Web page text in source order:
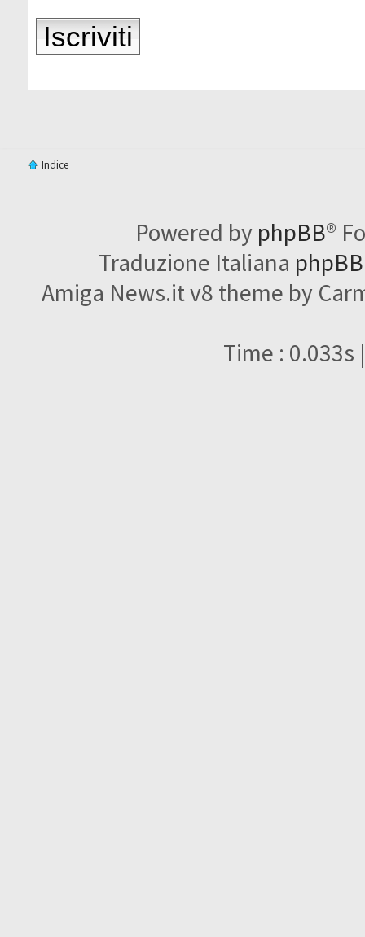
Iscriviti
Indice
Powered by phpBB®
Traduzione Italiana
Amiga News.it v8 theme by
Time : 0.033s